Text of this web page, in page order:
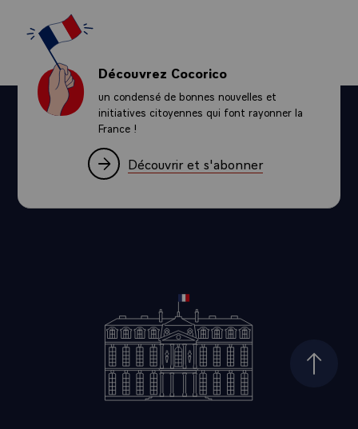
Découvrez Cocorico
un condensé de bonnes nouvelles et
initiatives citoyennes qui font rayonner la
France !
Découvrir et s'abonner
Haut